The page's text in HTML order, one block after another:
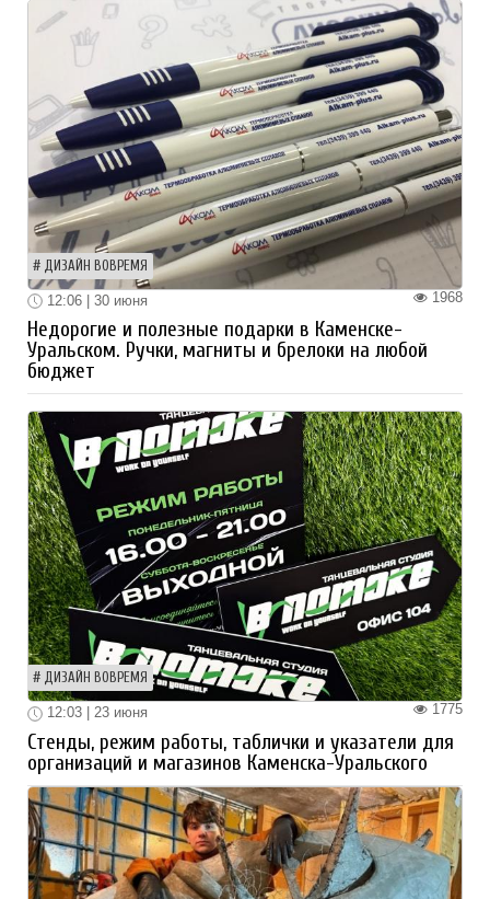
ДИЗАЙН ВОВРЕМЯ
1968
12:06 | 30 июня
Недорогие и полезные подарки в Каменске-
Уральском. Ручки, магниты и брелоки на любой
бюджет
ДИЗАЙН ВОВРЕМЯ
1775
12:03 | 23 июня
Стенды, режим работы, таблички и указатели для
организаций и магазинов Каменска-Уральского